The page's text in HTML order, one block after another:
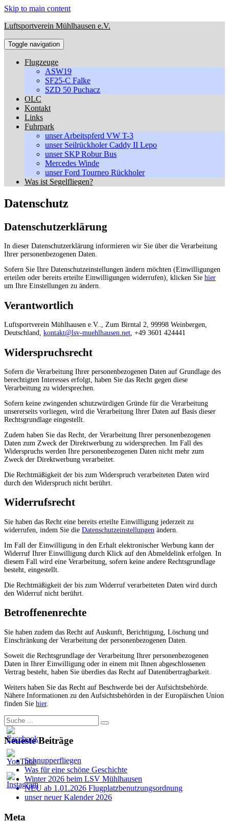
Skip to main content
Luftsportverein Mühlhausen e.V.
Toggle navigation
Flugzeuge
ASW19
SF25-C Falke
SZD 50 Puchacz
OLC
Kontakt
Links
Fuhrpark
unser Arbeitspferd VW T-3
unser Seilrückholer Caddy II Lepo
unser SKP Robur Bus
Mercedes Winde
unser Ford Tourneo Rückholer
Was ist Segelfliegen?
Datenschutz
Datenschutzerklärung
In dieser Datenschutzerklärung informieren wir Sie über die Verarbeitung
Ihrer personenbezogenen Daten.
Sofern Sie Ihre Datenschutzeinstellungen ändern möchten (Einwilligungen
erteilen oder bereits erteilte Einwilligungen widerrufen), klicken Sie hier
um Ihre Einstellungen zu ändern.
Verantwortlich
Luftsportverein Mühlhausen e.V.., Zum Birntal 2, 99998 Weinbergen,
Deutschland, kontakt@lsv-muehlhausen.net, +49 3601 424441
Widerspruchsrecht
Sofern die Verarbeitung Ihrer personenbezogenen Daten auf Grundlage des
berechtigten Interesses erfolgt, haben Sie das Recht gegen diese
Verarbeitung zu widersprechen.
Sofern keine zwingenden schutzwürdigen Gründe für die Verarbeitung
unsererseits vorliegen, wird die Verarbeitung Ihrer Daten auf Basis dieser
Rechtsgrundlage eingestellt.
Zudem haben Sie das Recht, der Verarbeitung Ihrer personenbezogenen
Daten zum Zweck der Direktwerbung zu widersprechen. Im Fall des
Widerspruchs werden Ihre personenbezogenen Daten nicht mehr zum
Zweck der Direktwerbung verarbeitet.
Die Rechtmäßigkeit der bis zum Widerspruch verarbeiteten Daten wird
durch den Widerspruch nicht berührt.
Widerrufsrecht
Sie haben das Recht eine bereits erteilte Einwilligung jederzeit zu
widerrufen, indem Sie die Datenschutzeinstellungen ändern.
Im Fall der Einwilligung in den Erhalt elektronischer Werbung kann der
Widerruf Ihrer Einwilligung durch Klick auf den Abmeldelink erfolgen. In
diesem Fall wird eine Verarbeitung, sofern keine andere Rechtsgrundlage
besteht, eingestellt.
Die Rechtmäßigkeit der bis zum Widerruf verarbeiteten Daten wird durch
den Widerruf nicht berührt.
Betroffenenrechte
Sie haben zudem das Recht auf Auskunft, Berichtigung, Löschung und
Einschränkung der Verarbeitung der personenbezogenen Daten.
Soweit die Rechtsgrundlage der Verarbeitung Ihrer personenbezogenen
Daten in Ihrer Einwilligung oder in einem mit Ihnen abgeschlossenen
Vertrag besteht, haben Sie überdies das Recht auf Datenübertragbarkeit.
Weiters haben Sie das Recht auf Beschwerde bei der Aufsichtsbehörde.
Nähere Informationen zu den Aufsichtsbehörden in der Europäischen Union
finden Sie hier.
Suche
nach:
Neueste Beiträge
Schnupperfliegen
Was für eine schöne Geschichte
Winter 2026 beim LSV Mühlhausen
NEU ab 1.01.2026 Flugplatzbenutzungsordnung
unser neuer Kalender 2026
Meta